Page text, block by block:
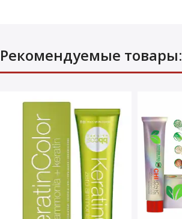
Рекомендуемые товары: